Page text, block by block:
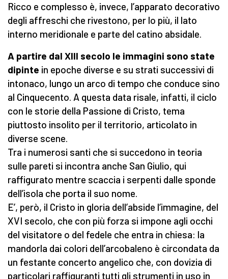
Ricco e complesso è, invece, l’apparato decorativo
degli affreschi che rivestono, per lo più, il lato
interno meridionale e parte del catino absidale.
A partire dal XIII secolo le immagini sono state
dipinte in epoche diverse e su strati successivi di
intonaco, lungo un arco di tempo che conduce sino
al Cinquecento. A questa data risale, infatti, il ciclo
con le storie della Passione di Cristo, tema
piuttosto insolito per il territorio, articolato in
diverse scene.
Tra i numerosi santi che si succedono in teoria
sulle pareti si incontra anche San Giulio, qui
raffigurato mentre scaccia i serpenti dalle sponde
dell’isola che porta il suo nome.
E’, però, il Cristo in gloria dell’abside l’immagine, del
XVI secolo, che con più forza si impone agli occhi
del visitatore o del fedele che entra in chiesa: la
mandorla dai colori dell’arcobaleno è circondata da
un festante concerto angelico che, con dovizia di
particolari raffiguranti tutti gli strumenti in uso in